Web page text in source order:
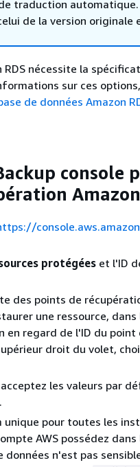
traduction automatique.
de la version originale
nécessite la
sur ces
de données Amazon
console
Amazon
protégées et l'ID
des points de
une ressource, dans
en regard de l'ID du point
droit du volet,
les valeurs par
unique pour toutes les
AWS possédez dans
n'est pas